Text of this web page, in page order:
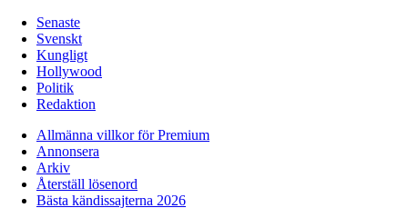
Senaste
Svenskt
Kungligt
Hollywood
Politik
Redaktion
Allmänna villkor för Premium
Annonsera
Arkiv
Återställ lösenord
Bästa kändissajterna 2026